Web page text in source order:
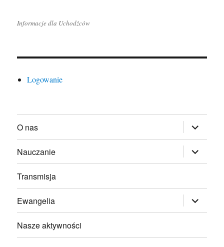
Informacje dla Uchodźców
Logowanie
O nas rozwiń
menu
potomne
Nauczanie
rozwiń
menu
potomne
Transmisja
Ewangelia rozwiń
menu
potomne
Nasze aktywności